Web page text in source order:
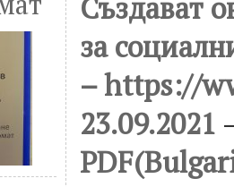
за
– https://
23.09.2021